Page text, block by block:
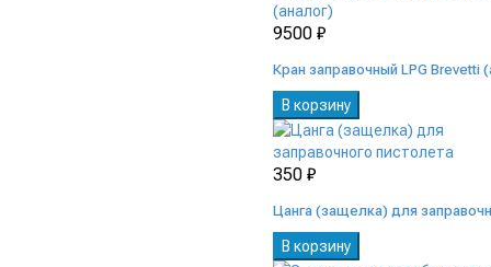
9500 ₽
Кран заправочный LPG Brevetti
В корзину
350 ₽
Цанга (защелка) для
В корзину